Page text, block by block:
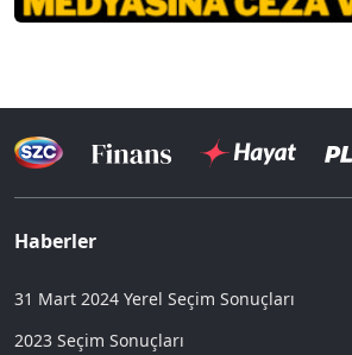
Haberler
31 Mart 2024 Yerel Seçim Sonuçları
2023 Seçim Sonuçları